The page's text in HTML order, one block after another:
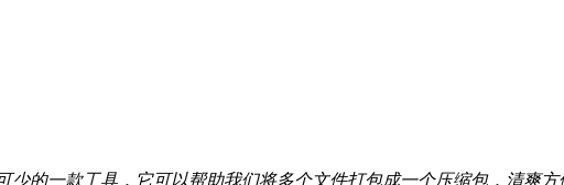
的一款工具，它可以帮助我们将多个文件打包成一个压缩包，清爽